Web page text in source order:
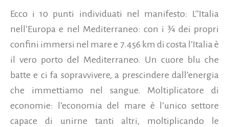
Ecco i 10 punti individuati nel manifesto: L'’Italia
nell’Europa e nel Mediterraneo: con i 3⁄4 dei propri
confini immersi nel mare e 7.456 km di costa l’Italia è
il vero porto del Mediterraneo. Un cuore blu che
batte e ci fa sopravvivere, a prescindere dall’energia
che immettiamo nel sangue. Moltiplicatore di
economie: l’economia del mare è l’unico settore
capace di unirne tanti altri, moltiplicando le